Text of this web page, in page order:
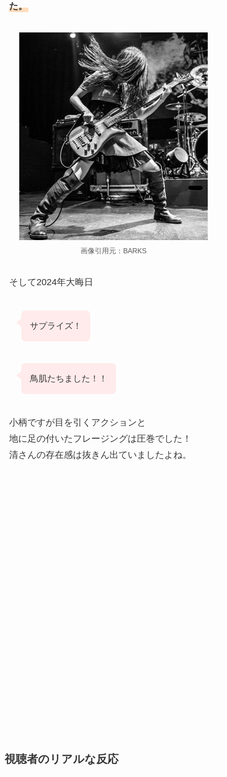
た。
画像引用元：BARKS
そして2024年大晦日
サプライズ！
鳥肌たちました！！
小柄ですが目を引くアクションと
地に足の付いたフレージングは圧巻でした！
清さんの存在感は抜きん出ていましたよね。
視聴者のリアルな反応